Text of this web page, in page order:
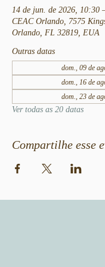
14 de jun. de 2026, 10:30
CEAC Orlando, 7575
Orlando, FL 32819, EUA
Outras datas
dom., 09 de
dom., 16 de
dom., 23 de
Ver todas as 20 datas
Compartilhe esse